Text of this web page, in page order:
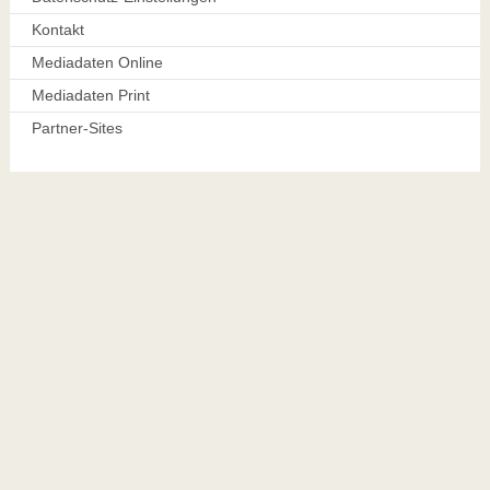
Kontakt
Mediadaten Online
Mediadaten Print
Partner-Sites